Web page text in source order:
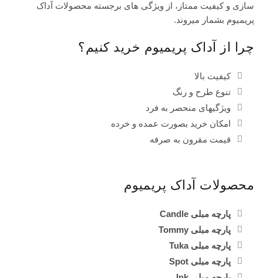
سازی و کیفیت ممتاز، از ویژگی های برجسته محصولات آداک
پریمیوم بشمار میروند.
چرا از آداک پریمیوم خرید کنیم؟
کیفیت بالا
تنوع طرح و رنگ
ویژگیهای منحصر به فرد
امکان خرید بصورت عمده و خرده
قیمت مقرون به صرفه
محصولات آداک پریمیوم
پارچه مبلی Candle
پارچه مبلی Tommy
پارچه مبلی Tuka
پارچه مبلی Spot